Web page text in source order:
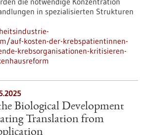
in spezialisierten Strukturen
auf-kosten-der-krebspatientinnen-
krebsorganisationen-kritisieren-
Biological Development
Translation from